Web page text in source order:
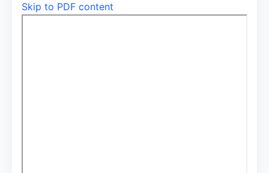
Skip to PDF content